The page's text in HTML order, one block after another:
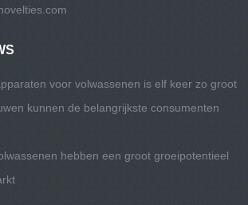
voor volwassenen is elf keer zo groot
kunnen de belangrijkste consumenten
hebben een groot groeipotentieel